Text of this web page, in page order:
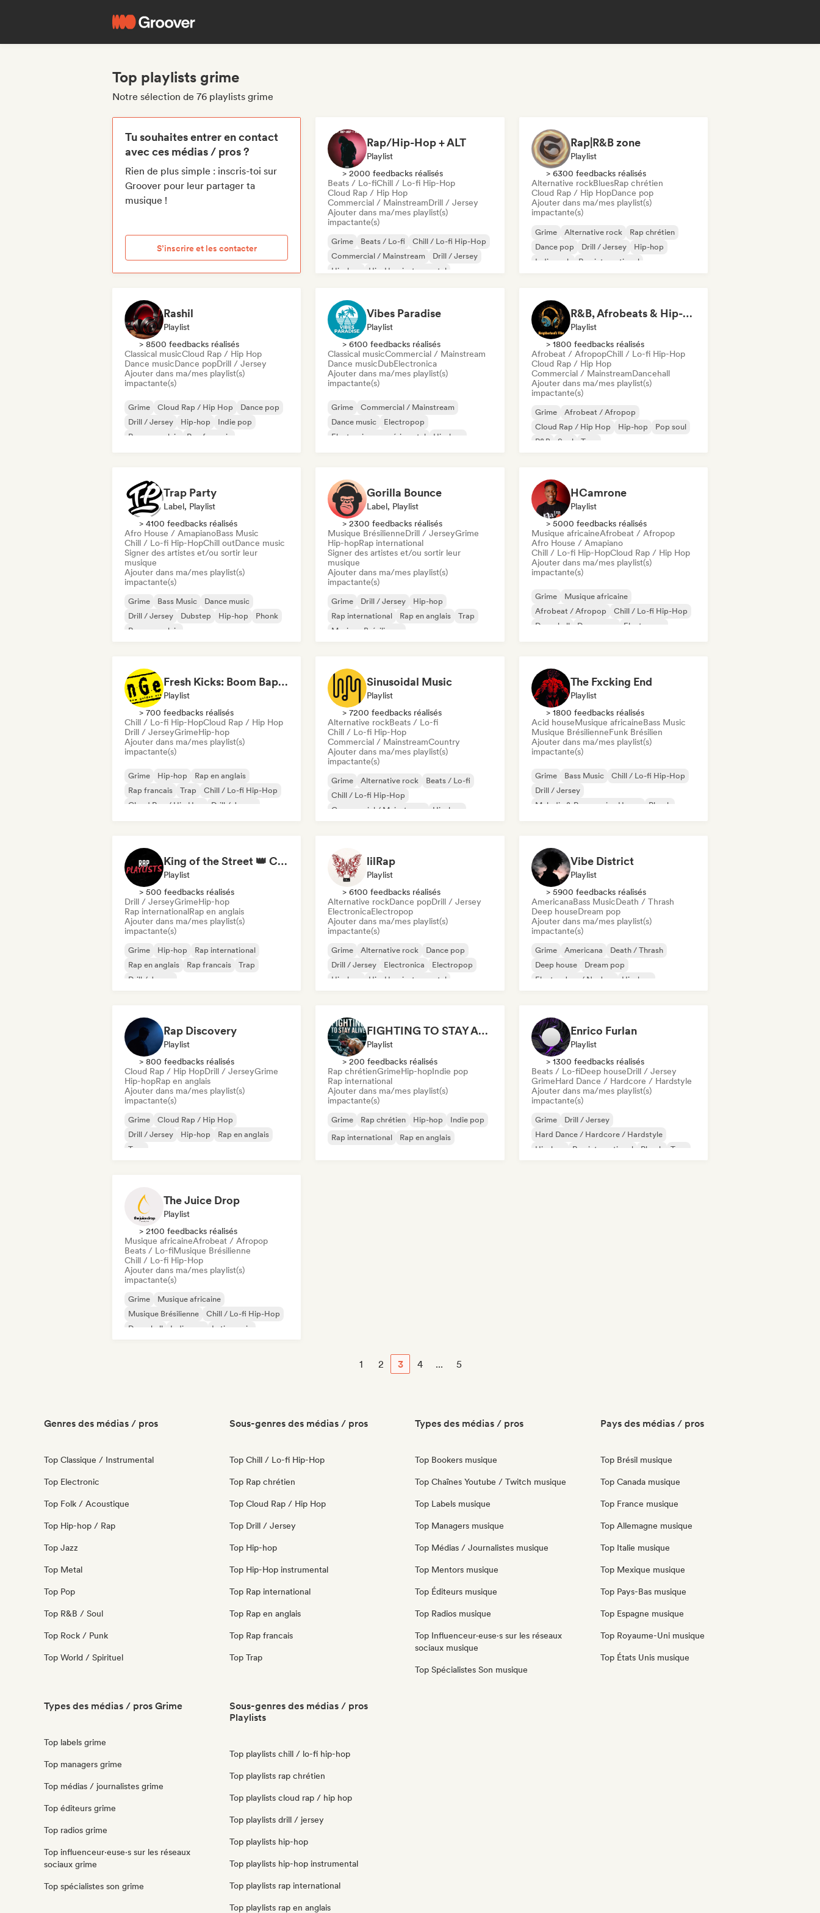
Top playlists grime
Notre sélection de 76 playlists grime
Tu souhaites entrer en contact
avec ces médias / pros ?
Rien de plus simple : inscris-toi sur
Groover pour leur partager ta
musique !
S’inscrire et les contacter
Rap/Hip-Hop + ALT
Playlist
> 2000 feedbacks réalisés
Beats / Lo-fiChill / Lo-fi Hip-Hop
Cloud Rap / Hip Hop
Commercial / MainstreamDrill / Jersey
Ajouter dans ma/mes playlist(s)
impactante(s)
Grime Beats / Lo-fi
Chill / Lo-fi Hip-Hop
Commercial / Mainstream
Drill / Jersey
Hip-hop
Hip-Hop instrumental
Rap|R&B zone
Playlist
> 6300 feedbacks réalisés
Alternative rockBluesRap chrétien
Cloud Rap / Hip HopDance pop
Ajouter dans ma/mes playlist(s)
impactante(s)
Grime Alternative rock
Rap chrétien
Dance pop
Drill / Jersey
Hip-hop
Indie rock
Rap international
Rashil
Playlist
> 8500 feedbacks réalisés
Classical musicCloud Rap / Hip Hop
Dance musicDance popDrill / Jersey
Ajouter dans ma/mes playlist(s)
impactante(s)
Grime Cloud Rap / Hip Hop
Dance pop
Drill / Jersey
Hip-hop
Indie pop
Rap en anglais
Rap francais
Vibes Paradise
Playlist
> 6100 feedbacks réalisés
Classical musicCommercial / Mainstream
Dance musicDubElectronica
Ajouter dans ma/mes playlist(s)
impactante(s)
Grime
Commercial / Mainstream
Dance music
Electropop
Electronique expérimental
Hip-hop
R&B, Afrobeats & Hip-Hop Vibes by Neighborhood's Vibe
Playlist
> 1800 feedbacks réalisés
Afrobeat / AfropopChill / Lo-fi Hip-Hop
Cloud Rap / Hip Hop
Commercial / MainstreamDancehall
Ajouter dans ma/mes playlist(s)
impactante(s)
Grime
Afrobeat / Afropop
Cloud Rap / Hip Hop
Hip-hop
Pop soul
R&B
Soul Trap
Trap Party
Label, Playlist
> 4100 feedbacks réalisés
Afro House / AmapianoBass Music
Chill / Lo-fi Hip-HopChill outDance music
Signer des artistes et/ou sortir leur
musique
Ajouter dans ma/mes playlist(s)
impactante(s)
Grime Bass Music
Dance music
Drill / Jersey
Dubstep Hip-hop
Phonk
Rap en anglais
Gorilla Bounce
Label, Playlist
> 2300 feedbacks réalisés
Musique BrésilienneDrill / JerseyGrime
Hip-hopRap international
Signer des artistes et/ou sortir leur
musique
Ajouter dans ma/mes playlist(s)
impactante(s)
Grime Drill / Jersey
Hip-hop
Rap international
Rap en anglais
Trap
Musique Brésilienne
HCamrone
Playlist
> 5000 feedbacks réalisés
Musique africaineAfrobeat / Afropop
Afro House / Amapiano
Chill / Lo-fi Hip-HopCloud Rap / Hip Hop
Ajouter dans ma/mes playlist(s)
impactante(s)
Grime
Musique africaine
Afrobeat / Afropop
Chill / Lo-fi Hip-Hop
Dancehall
Dance pop
Electropop
Fresh Kicks: Boom Bap (by New Golden Era)
Playlist
> 700 feedbacks réalisés
Chill / Lo-fi Hip-HopCloud Rap / Hip Hop
Drill / JerseyGrimeHip-hop
Ajouter dans ma/mes playlist(s)
impactante(s)
Grime Hip-hop
Rap en anglais
Rap francais
Trap
Chill / Lo-fi Hip-Hop
Cloud Rap / Hip Hop
Drill / Jersey
Sinusoidal Music
Playlist
> 7200 feedbacks réalisés
Alternative rockBeats / Lo-fi
Chill / Lo-fi Hip-Hop
Commercial / MainstreamCountry
Ajouter dans ma/mes playlist(s)
impactante(s)
Grime Alternative rock
Beats / Lo-fi
Chill / Lo-fi Hip-Hop
Commercial / Mainstream
Hip-hop
The Fxcking End
Playlist
> 1800 feedbacks réalisés
Acid houseMusique africaineBass Music
Musique BrésilienneFunk Brésilien
Ajouter dans ma/mes playlist(s)
impactante(s)
Grime Bass Music
Chill / Lo-fi Hip-Hop
Drill / Jersey
Melodic & Progressive House
Phonk
King of the Street 👑 Car Playlist (by Rap Playlists)
Playlist
> 500 feedbacks réalisés
Drill / JerseyGrimeHip-hop
Rap internationalRap en anglais
Ajouter dans ma/mes playlist(s)
impactante(s)
Grime Hip-hop
Rap international
Rap en anglais
Rap francais
Trap
Drill / Jersey
lilRap
Playlist
> 6100 feedbacks réalisés
Alternative rockDance popDrill / Jersey
ElectronicaElectropop
Ajouter dans ma/mes playlist(s)
impactante(s)
Grime Alternative rock
Dance pop
Drill / Jersey
Electronica
Electropop
Hip-hop
Hip-Hop instrumental
Vibe District
Playlist
> 5900 feedbacks réalisés
AmericanaBass MusicDeath / Thrash
Deep houseDream pop
Ajouter dans ma/mes playlist(s)
impactante(s)
Grime Americana
Death / Thrash
Deep house
Dream pop
Electro Jazz / Nu Jazz
Hip-hop
Rap Discovery
Playlist
> 800 feedbacks réalisés
Cloud Rap / Hip HopDrill / JerseyGrime
Hip-hopRap en anglais
Ajouter dans ma/mes playlist(s)
impactante(s)
Grime
Cloud Rap / Hip Hop
Drill / Jersey
Hip-hop
Rap en anglais
Trap
FIGHTING TO STAY ALIVE
Playlist
> 200 feedbacks réalisés
Rap chrétienGrimeHip-hopIndie pop
Rap international
Ajouter dans ma/mes playlist(s)
impactante(s)
Grime Rap chrétien Hip-hop
Indie pop
Rap international
Rap en anglais
Enrico Furlan
Playlist
> 1300 feedbacks réalisés
Beats / Lo-fiDeep houseDrill / Jersey
GrimeHard Dance / Hardcore / Hardstyle
Ajouter dans ma/mes playlist(s)
impactante(s)
Grime
Drill / Jersey
Hard Dance / Hardcore / Hardstyle
Hip-hop
Rap international Phonk
Trap
The Juice Drop
Playlist
> 2100 feedbacks réalisés
Musique africaineAfrobeat / Afropop
Beats / Lo-fiMusique Brésilienne
Chill / Lo-fi Hip-Hop
Ajouter dans ma/mes playlist(s)
impactante(s)
Grime
Musique africaine
Musique Brésilienne
Chill / Lo-fi Hip-Hop
Dancehall
Indie pop
Latin music
1 2 3 4 ... 5
Genres des médias / pros
Top Classique / Instrumental
Top Electronic
Top Folk / Acoustique
Top Hip-hop / Rap
Top Jazz
Top Metal
Top Pop
Top R&B / Soul
Top Rock / Punk
Top World / Spirituel
Sous-genres des médias / pros
Top Chill / Lo-fi Hip-Hop
Top Rap chrétien
Top Cloud Rap / Hip Hop
Top Drill / Jersey
Top Hip-hop
Top Hip-Hop instrumental
Top Rap international
Top Rap en anglais
Top Rap francais
Top Trap
Types des médias / pros
Top Bookers musique
Top Chaînes Youtube / Twitch musique
Top Labels musique
Top Managers musique
Top Médias / Journalistes musique
Top Mentors musique
Top Éditeurs musique
Top Radios musique
Top Influenceur·euse·s sur les réseaux
sociaux musique
Top Spécialistes Son musique
Pays des médias / pros
Top Brésil musique
Top Canada musique
Top France musique
Top Allemagne musique
Top Italie musique
Top Mexique musique
Top Pays-Bas musique
Top Espagne musique
Top Royaume-Uni musique
Top États Unis musique
Types des médias / pros Grime
Top labels grime
Top managers grime
Top médias / journalistes grime
Top éditeurs grime
Top radios grime
Top influenceur·euse·s sur les réseaux
sociaux grime
Top spécialistes son grime
Sous-genres des médias / pros
Playlists
Top playlists chill / lo-fi hip-hop
Top playlists rap chrétien
Top playlists cloud rap / hip hop
Top playlists drill / jersey
Top playlists hip-hop
Top playlists hip-hop instrumental
Top playlists rap international
Top playlists rap en anglais